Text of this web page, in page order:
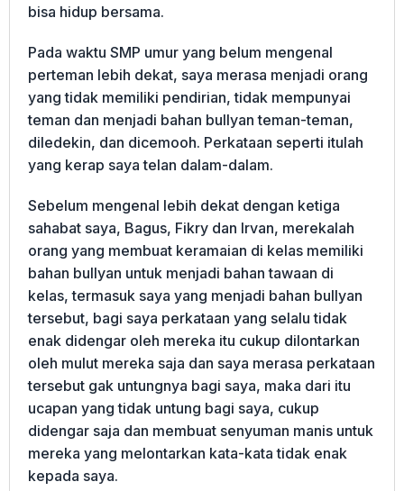
bisa hidup bersama.
Pada waktu SMP umur yang belum mengenal
perteman lebih dekat, saya merasa menjadi orang
yang tidak memiliki pendirian, tidak mempunyai
teman dan menjadi bahan bullyan teman-teman,
diledekin, dan dicemooh. Perkataan seperti itulah
yang kerap saya telan dalam-dalam.
Sebelum mengenal lebih dekat dengan ketiga
sahabat saya, Bagus, Fikry dan Irvan, merekalah
orang yang membuat keramaian di kelas memiliki
bahan bullyan untuk menjadi bahan tawaan di
kelas, termasuk saya yang menjadi bahan bullyan
tersebut, bagi saya perkataan yang selalu tidak
enak didengar oleh mereka itu cukup dilontarkan
oleh mulut mereka saja dan saya merasa perkataan
tersebut gak untungnya bagi saya, maka dari itu
ucapan yang tidak untung bagi saya, cukup
didengar saja dan membuat senyuman manis untuk
mereka yang melontarkan kata-kata tidak enak
kepada saya.